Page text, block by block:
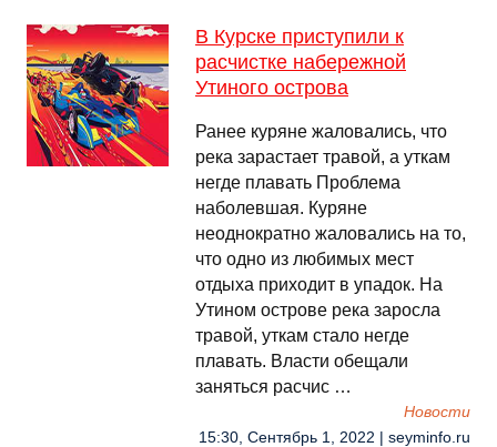
В Курске приступили к
расчистке набережной
Утиного острова
Ранее куряне жаловались, что
река зарастает травой, а уткам
негде плавать Проблема
наболевшая. Куряне
неоднократно жаловались на то,
что одно из любимых мест
отдыха приходит в упадок. На
Утином острове река заросла
травой, уткам стало негде
плавать. Власти обещали
заняться расчис …
Новости
15:30, Сентябрь 1, 2022 | seyminfo.ru